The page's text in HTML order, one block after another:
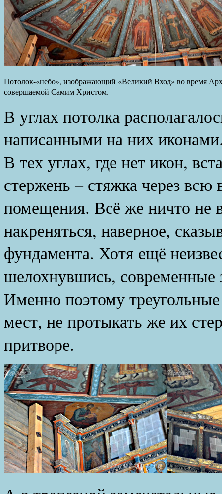
Потолок-«небо», изображающий «Великий Вход» во время
совершаемой Самим Христом.
В углах потолка
написанными на них
В тех углах, где нет икон,
стержень – стяжка через всю
помещения. Всё же ничто не
накреняться, наверное,
фундамента. Хотя ещё
шелохнувшись, современные
Именно поэтому
мест, не протыкать же их
притворе.